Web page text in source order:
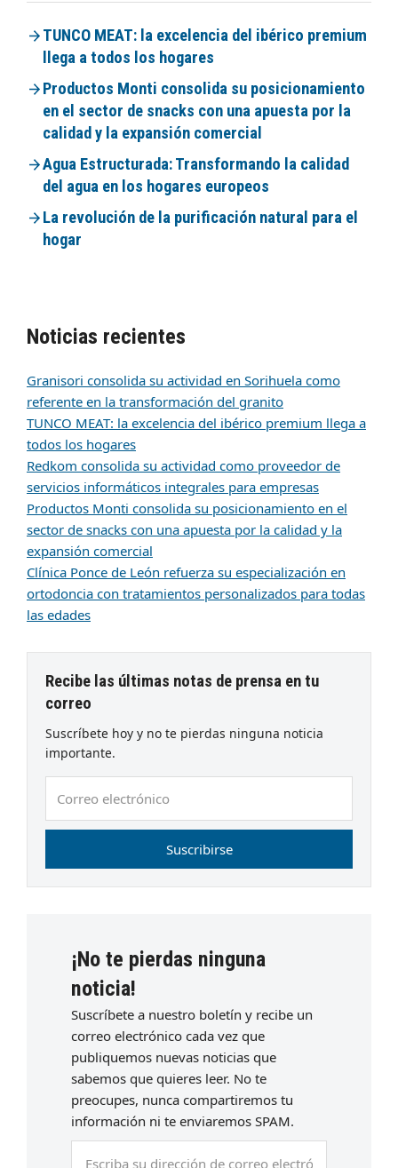
TUNCO MEAT: la excelencia del ibérico premium
llega a todos los hogares
Productos Monti consolida su posicionamiento
en el sector de snacks con una apuesta por la
calidad y la expansión comercial
Agua Estructurada: Transformando la calidad
del agua en los hogares europeos
La revolución de la purificación natural para el
hogar
Noticias recientes
Granisori consolida su actividad en Sorihuela como
referente en la transformación del granito
TUNCO MEAT: la excelencia del ibérico premium llega a
todos los hogares
Redkom consolida su actividad como proveedor de
servicios informáticos integrales para empresas
Productos Monti consolida su posicionamiento en el
sector de snacks con una apuesta por la calidad y la
expansión comercial
Clínica Ponce de León refuerza su especialización en
ortodoncia con tratamientos personalizados para todas
las edades
Recibe las últimas notas de prensa en tu
correo
Suscríbete hoy y no te pierdas ninguna noticia
importante.
electrónico
Suscribirse
¡No te pierdas ninguna
noticia!
Suscríbete a nuestro boletín y recibe un
correo electrónico cada vez que
publiquemos nuevas noticias que
sabemos que quieres leer. No te
preocupes, nunca compartiremos tu
información ni te enviaremos SPAM.